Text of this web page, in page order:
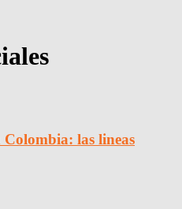
las lineas